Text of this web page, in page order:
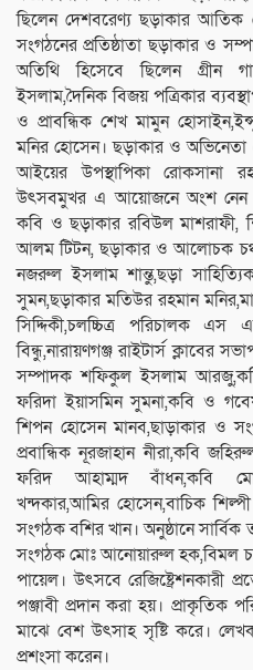
ছিলেন দেশবরেণ্য ছড়াকার আতিক
সংগঠনের প্রতিষ্ঠাতা ছড়াকার ও
অতিথি হিসেবে ছিলেন গ্রীন
ইসলাম,দৈনিক বিজয় পত্রিকার
ও প্রাবন্ধিক শেখ মামুন
মনির হোসেন। ছড়াকার ও
আইয়ের উপস্থাপিকা রোকসানা
উৎসবমুখর এ আয়োজনে অংশ নেন
কবি ও ছড়াকার রবিউল মাশরাফী,
আলম টিটন, ছড়াকার ও আলোচক
নজরুল ইসলাম শান্তু,ছড়া
সুমন,ছড়াকার মতিউর রহমান
সিদ্দিকী,চলচ্চিত্র পরিচালক
বিন্ধু,নারায়ণগঞ্জ রাইটার্স ক্লাবের
সম্পাদক শফিকুল ইসলাম
ফরিদা ইয়াসমিন সুমনা,কবি ও
শিপন হোসেন মানব,ছাড়াকার ও
প্রবান্ধিক নূরজাহান নীরা,কবি
ফরিদ আহাম্মদ বাঁধন,কবি
খন্দকার,আমির হোসেন,বাচিক
সংগঠক বশির খান। অনুষ্ঠানে সার্বিক
সংগঠক মোঃ আনোয়ারুল হক,বিমল
পায়েল। উৎসবে রেজিষ্ট্রেশনকারী
পঞ্জাবী প্রদান করা হয়।
মাঝে বেশ উৎসাহ সৃষ্টি করে।
প্রশংসা করেন।